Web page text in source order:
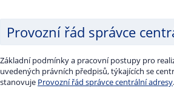
Provozní řád správce
Základní podmínky a pracovní postupy pro
uvedených právních předpisů, týkajících se
stanovuje Provozní řád správce centrální adresy.